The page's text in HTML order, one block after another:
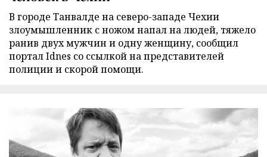
В городе Танвалде на северо-западе Чехии
злоумышленник с ножом напал на людей, тяжело
ранив двух мужчин и одну женщину, сообщил
портал Idnes со ссылкой на представителей
полиции и скорой помощи.